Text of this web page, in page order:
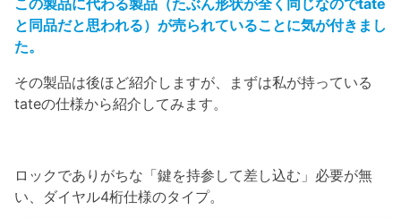
この製品に代わる製品（たぶん形状が全く同じなのでtate
と同品だと思われる）が売られていることに気が付きまし
た。
その製品は後ほど紹介しますが、まずは私が持っている
tateの仕様から紹介してみます。
ロックでありがちな「鍵を持参して差し込む」必要が無
い、ダイヤル4桁仕様のタイプ。